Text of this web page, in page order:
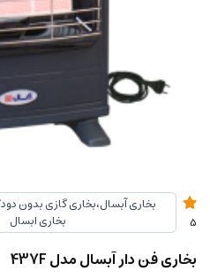
5
بخاری آبسال،بخاری گازی بدون
بخاری ابسال
بخاری فن دار آبسال مدل 437F